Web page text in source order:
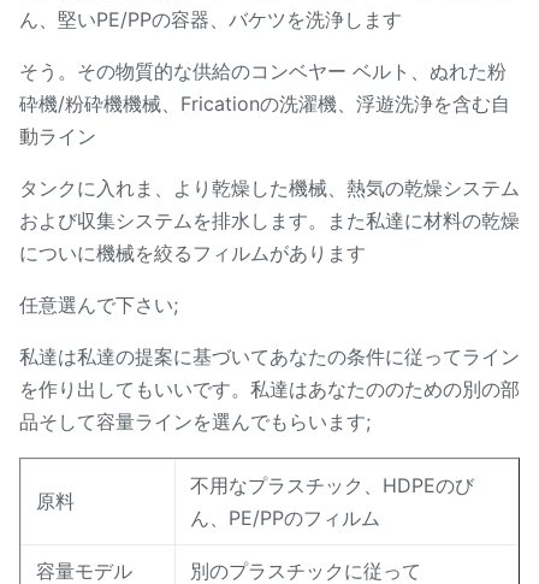
ん、堅いPE/PPの容器、バケツを洗浄します
そう。その物質的な供給のコンベヤー ベルト、ぬれた粉
砕機/粉砕機機械、Fricationの洗濯機、浮遊洗浄を含む自
動ライン
タンクに入れま、より乾燥した機械、熱気の乾燥システム
および収集システムを排水します。また私達に材料の乾燥
についに機械を絞るフィルムがあります
任意選んで下さい;
私達は私達の提案に基づいてあなたの条件に従ってライン
を作り出してもいいです。私達はあなたののための別の部
品そして容量ラインを選んでもらいます;
原料
不用なプラスチック、HDPEのび
ん、PE/PPのフィルム
容量モデル 別のプラスチックに従って